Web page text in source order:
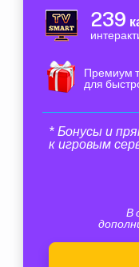
239
Премиум
для
* Бонусы и
к игровым
В